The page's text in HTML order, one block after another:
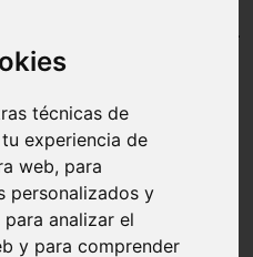
técnicas de
experiencia de
web, para
personalizados y
analizar el
y para comprender
no sé si hacer que queden
la canción no quedan bien pero...
y espero que no me maten
de Ron/Hermione... la
Hermione a la vez
antes de morir
lloró Hermione abrazando el